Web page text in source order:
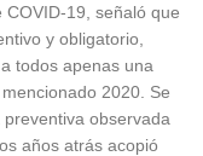
19, señaló que
y obligatorio,
todos apenas una
2020. Se
observada
años atrás acopió